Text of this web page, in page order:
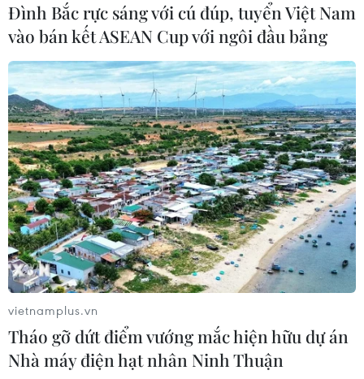
Đình Bắc rực sáng với cú đúp, tuyển Việt Nam
vào bán kết ASEAN Cup với ngôi đầu bảng
vietnamplus.vn
Tháo gỡ dứt điểm vướng mắc hiện hữu dự án
Nhà máy điện hạt nhân Ninh Thuận